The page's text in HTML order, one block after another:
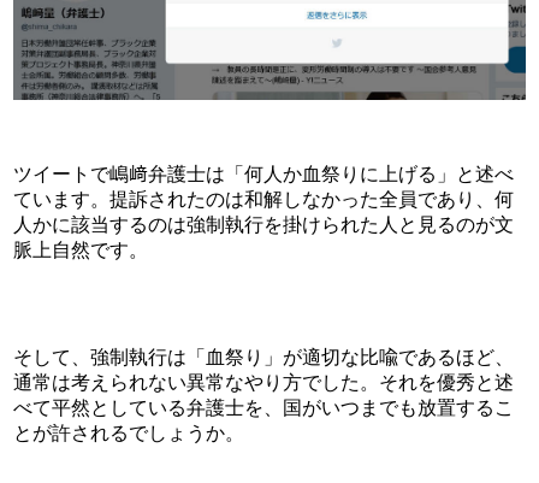
ツイートで嶋﨑弁護士は「何人か血祭りに上げる」と述べ
ています。提訴されたのは和解しなかった全員であり、何
人かに該当するのは強制執行を掛けられた人と見るのが文
脈上自然です。
そして、強制執行は「血祭り」が適切な比喩であるほど、
通常は考えられない異常なやり方でした。それを優秀と述
べて平然としている弁護士を、国がいつまでも放置するこ
とが許されるでしょうか。